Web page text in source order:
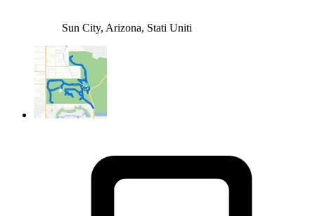
Sun City, Arizona, Stati Uniti